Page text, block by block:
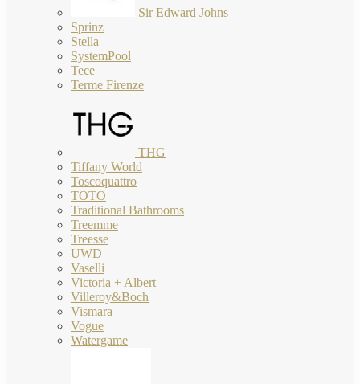
Sir Edward Johns
Sprinz
Stella
SystemPool
Tece
Terme Firenze
THG
Tiffany World
Toscoquattro
TOTO
Traditional Bathrooms
Treemme
Treesse
UWD
Vaselli
Victoria + Albert
Villeroy&Boch
Vismara
Vogue
Watergame